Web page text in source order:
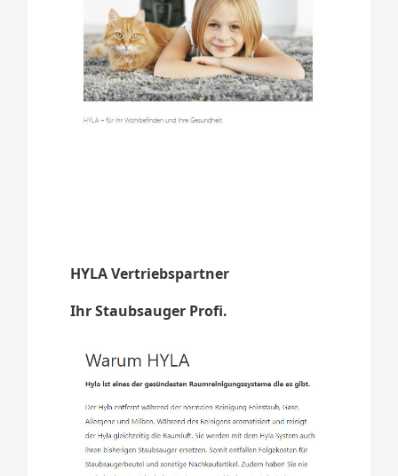
HYLA Vertriebspartner
Ihr Staubsauger Profi.